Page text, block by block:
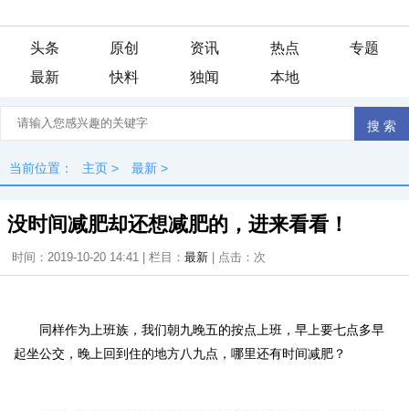
头条 原创 资讯 热点
专题
最新
快料 独闻 本地
当前位置： 主页 > 最新 >
没时间减肥却还想减肥的，进来看看！
时间：2019-10-20 14:41 | 栏目： 最新 | 点击： 次
同样作为上班族，我们朝九晚五的按点上班，早上要七点多早
起坐公交，晚上回到住的地方八九点，哪里还有时间减肥？